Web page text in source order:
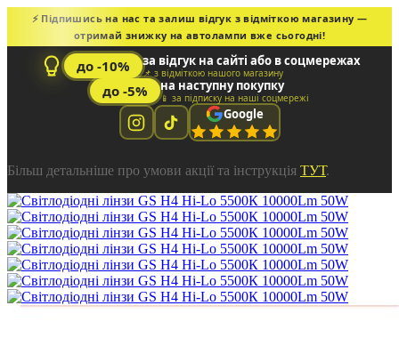
⚡ Підпишись на нас та залиш відгук з відміткою магазину —
отримай знижку на автолампи вже сьогодні!
до -10% за відгук на сайті або в соцмережах
📌 з відміткою нашого магазину
до -5% на наступну покупку
📱 за підписку на наші соцмережі
Google
Більш детальніше про умови акції та інструкція ТУТ.